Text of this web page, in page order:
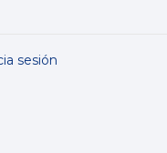
sesión